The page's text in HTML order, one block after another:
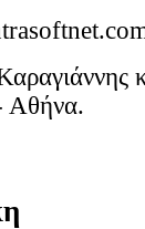
Αθήνα.